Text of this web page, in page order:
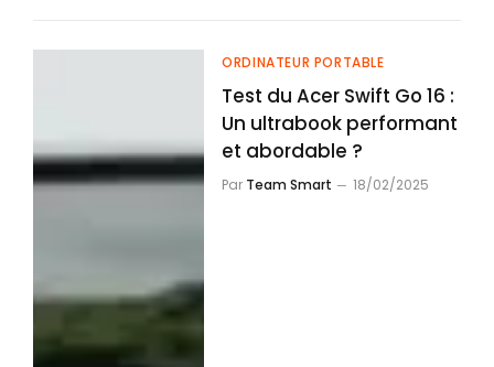
ORDINATEUR PORTABLE
Test du Acer Swift Go 16 :
Un ultrabook performant
et abordable ?
Par Team Smart 18/02/2025